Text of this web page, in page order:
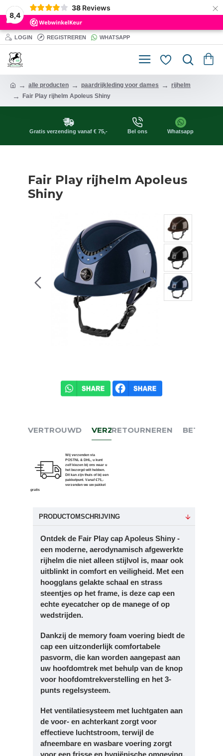
8,4
38 Reviews ×
LOGIN REGISTREREN WHATSAPP
alle producten paardrijkleding voor dames
rijhelm
Fair Play rijhelm Apoleus Shiny
Gratis verzending vanaf € 75,- Bel ons Whatsapp
Fair Play rijhelm Apoleus
Shiny
VERTROUWD VERZENDEN
Wij verzenden via
POSTNL & DHL, u kunt
zelf kiezen bij ons waar u
het bezorgd wilt hebben.
Dit kan zijn thuis of bij een
pakketpunt. Vanaf €75,-
verzenden we uw pakket
gratis
RETOURNEREN BETALEN
PRODUCTOMSCHRIJVING
Ontdek de Fair Play cap Apoleus Shiny -
een moderne, aerodynamisch afgewerkte
rijhelm die niet alleen stijlvol is, maar ook
uitblinkt in comfort en veiligheid. Met een
hoogglans gelakte schaal en strass
steentjes op het frame, is deze cap een
echte eyecatcher op de manege of op
wedstrijden.
Dankzij de memory foam voering biedt de
cap een uitzonderlijk comfortabele
pasvorm, die kan worden aangepast aan
uw hoofdomtrek met behulp van de knop
voor hoofdomtrekverstelling en het 3-
punts regelsysteem.
Het ventilatiesysteem met luchtgaten aan
de voor- en achterkant zorgt voor
effectieve luchtstroom, terwijl de
afneembare en wasbare voering zorgt
voor een frisse en hygiënische omgeving.